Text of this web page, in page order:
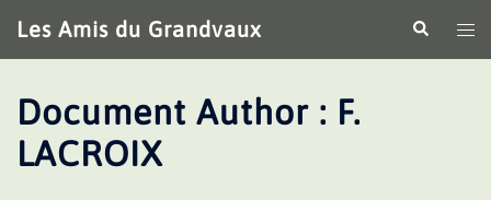
au
contenu
Les Amis du Grandvaux
le
Document Author : F.
LACROIX